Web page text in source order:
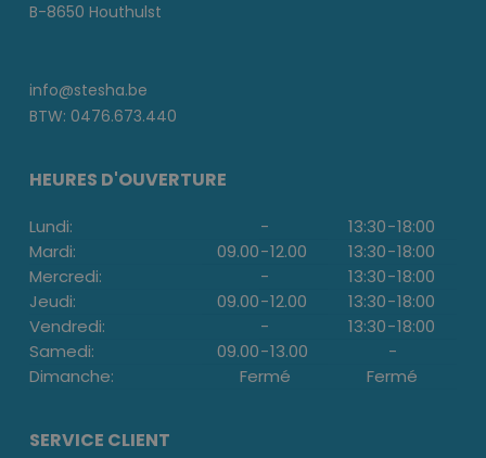
B-8650 Houthulst
info@stesha.be
BTW: 0476.673.440
HEURES D'OUVERTURE
Lundi: - 13:30-18:00
Mardi:
09.00-12.00 13:30-18:00
Mercredi:
- 13:30-18:00
Jeudi:
09.00-12.00 13:30-18:00
Vendredi:
- 13:30-18:00
Samedi:
09.00-13.00
-
Dimanche:
Fermé Fermé
SERVICE CLIENT